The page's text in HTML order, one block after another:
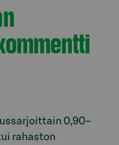
0,90–
rahaston